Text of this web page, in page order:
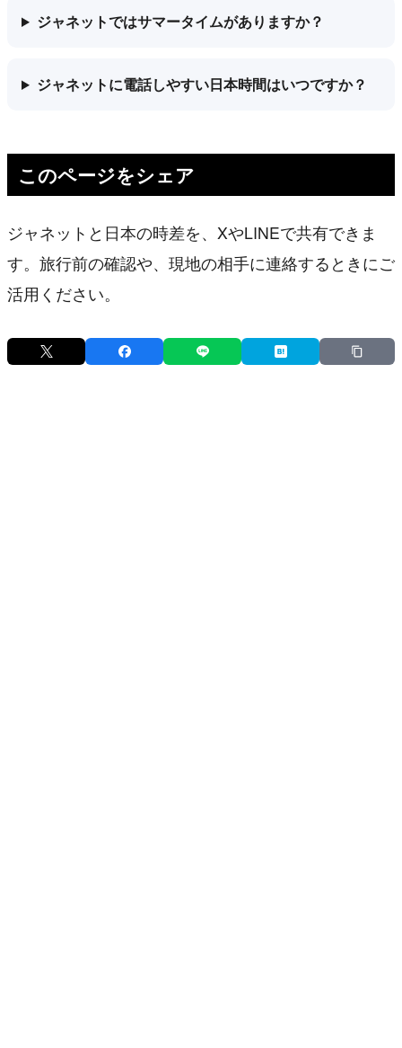
ジャネットではサマータイムがありますか？
ジャネットに電話しやすい日本時間はいつですか？
このページをシェア
ジャネットと日本の時差を、XやLINEで共有できま
す。旅行前の確認や、現地の相手に連絡するときにご
活用ください。